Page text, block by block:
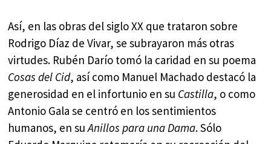
Así, en las obras del siglo XX que trataron sobre
Rodrigo Díaz de Vivar, se subrayaron más otras
virtudes. Rubén Darío tomó la caridad en su poema
Cosas del Cid, así como Manuel Machado destacó la
generosidad en el infortunio en su Castilla, o como
Antonio Gala se centró en los sentimientos
humanos, en suAnillos para una Dama. Sólo